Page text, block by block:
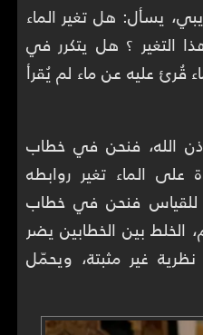
يسأل: هل تغير الماء
التغير ؟ هل يتكرر في
قُرئ عليه عن ماء لم يُقرأ
الله، فنحن في خطاب
على الماء تغير روابطه
للقياس فنحن في خطاب
الخلط بين الخطابين يضر
غير مثبتة، ويحمّل